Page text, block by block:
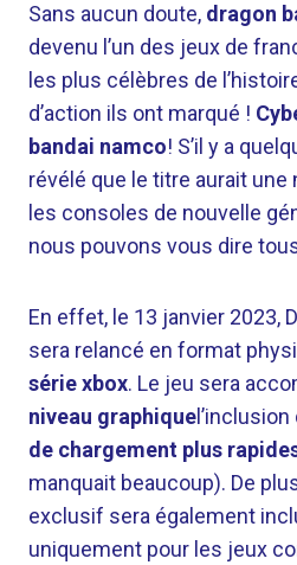
Sans aucun doute, dragon
devenu l’un des jeux de
les plus célèbres de
d’action ils ont marqué !
bandai namco! S’il y a
révélé que le titre aurait
les consoles de nouvelle
nous pouvons vous dire
En effet, le 13 janvier 2023,
sera relancé en format
série xbox. Le jeu sera
niveau graphiquel’inclusion
de chargement plus
manquait beaucoup). De
exclusif sera également
uniquement pour les jeux